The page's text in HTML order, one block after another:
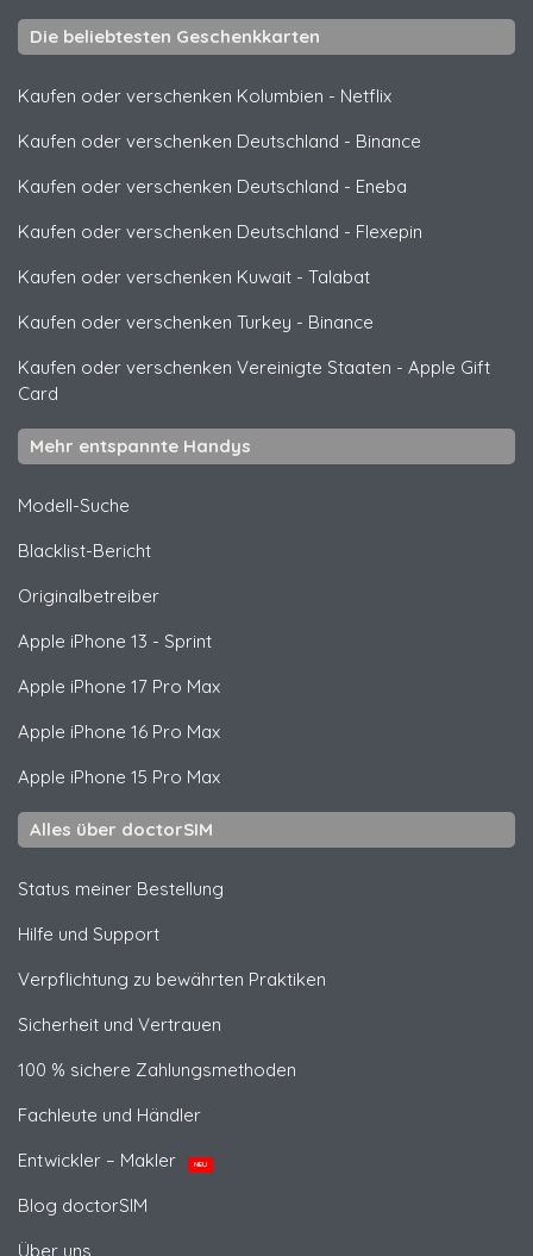
Die beliebtesten Geschenkkarten
Kaufen oder verschenken Kolumbien - Netflix
Kaufen oder verschenken Deutschland - Binance
Kaufen oder verschenken Deutschland - Eneba
Kaufen oder verschenken Deutschland - Flexepin
Kaufen oder verschenken Kuwait - Talabat
Kaufen oder verschenken Turkey - Binance
Kaufen oder verschenken Vereinigte Staaten - Apple Gift
Card
Mehr entspannte Handys
Modell-Suche
Blacklist-Bericht
Originalbetreiber
Apple iPhone 13 - Sprint
Apple iPhone 17 Pro Max
Apple iPhone 16 Pro Max
Apple iPhone 15 Pro Max
Alles über doctorSIM
Status meiner Bestellung
Hilfe und Support
Verpflichtung zu bewährten Praktiken
Sicherheit und Vertrauen
100 % sichere Zahlungsmethoden
Fachleute und Händler
Entwickler – Makler
NEU
Blog doctorSIM
Über uns